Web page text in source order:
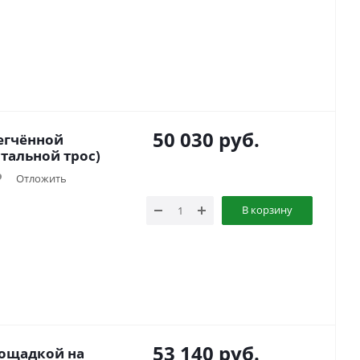
трос)
Отложить
50 030 руб.
В корзину
на
53 140 руб.